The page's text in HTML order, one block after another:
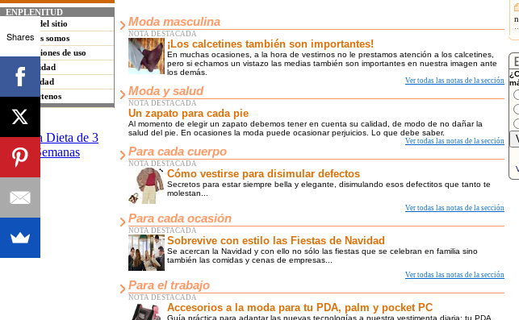
ENPLENITUD
Mapa del sitio
Quienes somos
Condiciones de uso
Privacidad
Publicidad
Contáctenos
Moda masculina
NOTA DESTACADA
¡Los calcetines también son importantes!
En muchas ocasiones, a la hora de vestirnos no le prestamos atención a los calcetines,
pero si echamos un vistazo las medias también son importantes en nuestra imagen ante
los demás.
Ver todas las notas de la sección
Moda y salud
NOTA DESTACADA
Un zapato para cada pie
Al momento de elegir un zapato debemos tener en cuenta su calidad, de modo de no dañar la
salud del pie. En ocasiones la moda puede ocasionar perjuicios. Lo que debe saber.
Ver todas las notas de la sección
Para cada cuerpo
NOTA DESTACADA
Cómo vestirse para disimular defectos
Secretos para estar siempre bella y elegante, disimulando esos defectitos que tanto te
molestan...
Ver todas las notas de la sección
Para cada ocasión
NOTA DESTACADA
Sobrevive con estilo las Fiestas de Navidad
Se acercan la Navidad y con ello no sólo las fiestas que se celebran en familia sino
también las comidas y cenas de empresas...
Ver todas las notas de la sección
Para el trabajo
NOTA DESTACADA
Accesorios a la moda para tu PDA, palm y pocket PC
Guía práctica para adaptar las nuevas tecnologías a nuestra vestimenta diaria: tu PDA,
Shares